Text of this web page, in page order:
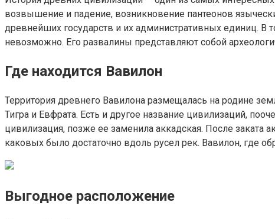
возвышение и падение, возникновение пантеонов
древнейших государств и их административных единиц. В
невозможно. Его развалины представляют собой
Где находится Вавилон
Территория древнего Вавилона размещалась на родине
Тигра и Евфрата. Есть и другое название цивилизаций,
цивилизация, позже ее заменила аккадская. После
каковых было достаточно вдоль русел рек. Вавилон, где
Выгодное расположение